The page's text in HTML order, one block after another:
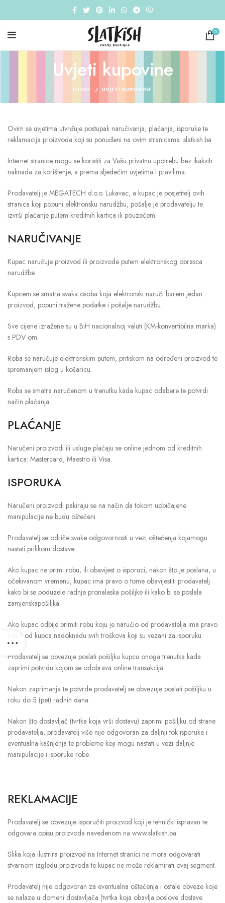
0
Uvjeti kupovine
HOME UVJETI KUPOVINE
Ovim se uvjetima utvrđuje postupak naručivanja, plaćanja, isporuke te
reklamacija proizvoda koji su ponuđeni na ovim stranicama. slatkish.ba
Internet stranice mogu se koristiti za Vašu privatnu upotrebu bez ikakvih
naknada za korištenje, a prema sljedećim uvjetima i pravilima.
Prodavatelj je MEGATECH d.o.o. Lukavac, a kupac je posjetitelj ovih
stranica koji popuni elektronsku narudžbu, pošalje je prodavatelju te
izvrši plaćanje putem kreditnih kartica ili pouzećem.
NARUČIVANJE
Kupac naručuje proizvod ili proizvode putem elektronskog obrasca
narudžbe.
Kupcem se smatra svaka osoba koja elektronski naruči barem jedan
proizvod, popuni tražene podatke i pošalje narudžbu.
Sve cijene izražene su u BiH nacionalnoj valuti (KM-konvertibilna marka)
s PDV-om.
Roba se naručuje elektronskim putem, pritiskom na određeni proizvod te
spremanjem istog u košaricu.
Roba se smatra naručenom u trenutku kada kupac odabere te potvrdi
način plaćanja.
PLAĆANJE
Naručeni proizvodi ili usluge plaćaju se online jednom od kreditnih
kartica: Mastercard, Maestro ili Visa.
ISPORUKA
Naručeni proizvodi pakiraju se na način da tokom uobičajene
manipulacije ne budu oštećeni.
Prodavatelj se odriče svake odgovornosti u vezi oštećenja kojamogu
nastati prilikom dostave.
Ako kupac ne primi robu, ili obavijest o isporuci, nakon što je poslana, u
očekivanom vremenu, kupac ima pravo o tome obavijestiti prodavatelj
kako bi se poduzele radnje pronalaska pošiljke ili kako bi se poslala
zamjenskapošiljka.
Ako kupac odbije primiti robu koju je naručio od prodavatelja ima pravo
tražiti od kupca nadoknadu svih troškova koji su vezani za isporuku.
Prodavatelj se obvezuje poslati pošiljku kupcu onoga trenutka kada
zaprimi potvrdu kojom se odobrava online transakcija.
Nakon zaprimanja te potvrde prodavatelj se obvezuje poslati pošiljku u
roku do 5 (pet) radnih dana.
Nakon što dostavljač (tvrtka koja vrši dostavu) zaprimi pošiljku od strane
prodavatelja, prodavatelj više nije odgovoran za daljnji tok isporuke i
eventualna kašnjenja te probleme koji mogu nastati u vezi daljnje
manipulacije i isporuke robe.
REKLAMACIJE
Prodavatelj se obvezuje isporučiti proizvod koji je tehnički ispravan te
odgovara opisu proizvoda navedenom na www.slatkish.ba.
Slika koja ilustrira proizvod na Internet stranici ne mora odgovarati
stvarnom izgledu proizvoda te kupac ne može reklamirati ovaj segment.
Prodavatelj nije odgovoran za eventualna oštećenja i ostale obveze koje
se nalaze u domeni dostavljača (tvrtka koja obavlja poslove dostave